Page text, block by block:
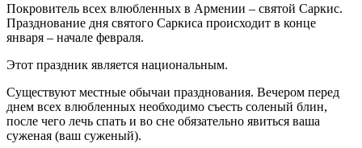
Покровитель всех влюбленных в Армении – святой Саркис.
Празднование дня святого Саркиса происходит в конце
января – начале февраля.
Этот праздник является национальным.
Существуют местные обычаи празднования. Вечером перед
днем всех влюбленных необходимо съесть соленый блин,
после чего лечь спать и во сне обязательно явиться ваша
суженая (ваш суженый).